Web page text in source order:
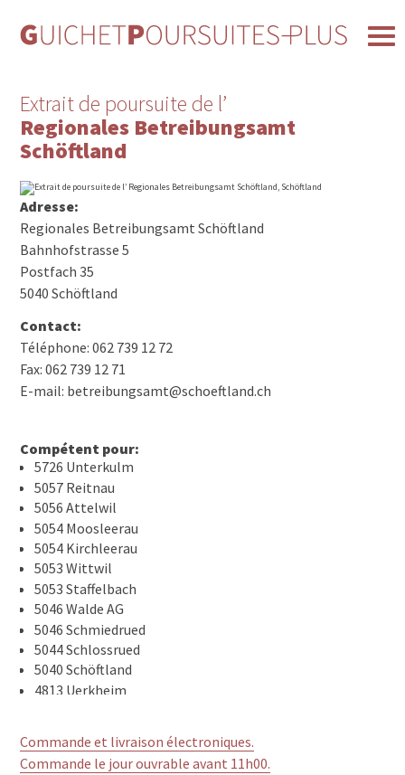
Extrait de poursuite de l’
Regionales Betreibungsamt
Schöftland
Adresse:
Regionales Betreibungsamt Schöftland
Bahnhofstrasse 5
Postfach 35
5040 Schöftland
Contact:
Téléphone: 062 739 12 72
Fax: 062 739 12 71
E-mail: betreibungsamt@schoeftland.ch
Compétent pour:
5726 Unterkulm
5057 Reitnau
5056 Attelwil
5054 Moosleerau
5054 Kirchleerau
5053 Wittwil
5053 Staffelbach
5046 Walde AG
5046 Schmiedrued
5044 Schlossrued
5040 Schöftland
4813 Uerkheim
Commande et livraison électroniques.
Commande le jour ouvrable avant 11h00.